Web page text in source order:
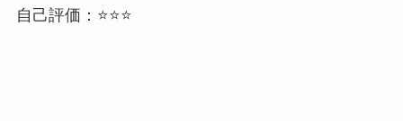
自己評価：⭐⭐⭐